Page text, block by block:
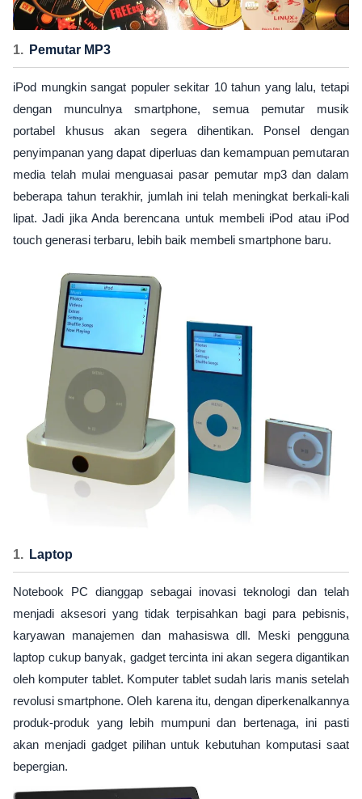
Pemutar MP3
iPod mungkin sangat populer sekitar 10 tahun yang lalu, tetapi
dengan munculnya smartphone, semua pemutar musik
portabel khusus akan segera dihentikan. Ponsel dengan
penyimpanan yang dapat diperluas dan kemampuan pemutaran
media telah mulai menguasai pasar pemutar mp3 dan dalam
beberapa tahun terakhir, jumlah ini telah meningkat berkali-kali
lipat. Jadi jika Anda berencana untuk membeli iPod atau iPod
touch generasi terbaru, lebih baik membeli smartphone baru.
Laptop
Notebook PC dianggap sebagai inovasi teknologi dan telah
menjadi aksesori yang tidak terpisahkan bagi para pebisnis,
karyawan manajemen dan mahasiswa dll. Meski pengguna
laptop cukup banyak, gadget tercinta ini akan segera digantikan
oleh komputer tablet. Komputer tablet sudah laris manis setelah
revolusi smartphone. Oleh karena itu, dengan diperkenalkannya
produk-produk yang lebih mumpuni dan bertenaga, ini pasti
akan menjadi gadget pilihan untuk kebutuhan komputasi saat
bepergian.